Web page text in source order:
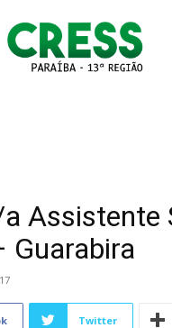
Assistente
Guarabira
Twitter